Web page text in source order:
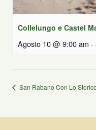
Collelungo e Castel
Agosto 10 @ 9:00 am -
San Rabano Con Lo